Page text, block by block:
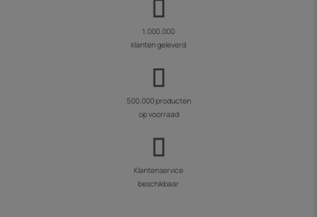
1.000.000
klanten geleverd
500.000 producten
op voorraad
Klantenservice
beschikbaar